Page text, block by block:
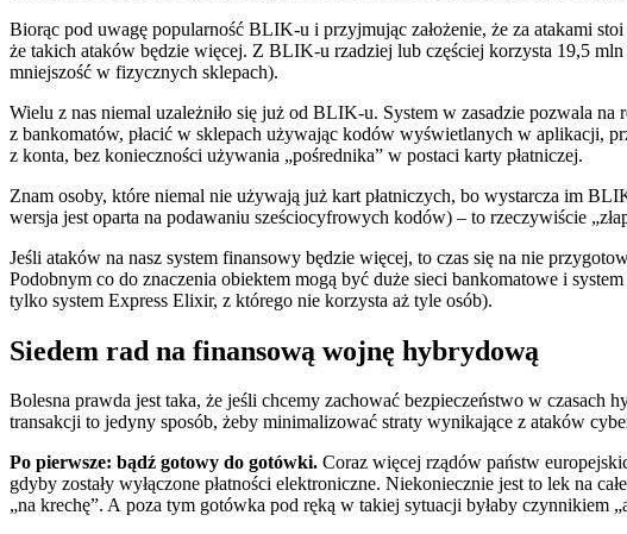
Biorąc pod uwagę popularność BLIK-u i przyjmując założenie, że za atakami
że takich ataków będzie więcej. Z BLIK-u rzadziej lub częściej korzysta 19,5
mniejszość w fizycznych sklepach).
Wielu z nas niemal uzależniło się już od BLIK-u. System w zasadzie pozwala
z bankomatów, płacić w sklepach używając kodów wyświetlanych w aplikacji,
z konta, bez konieczności używania „pośrednika” w postaci karty płatniczej.
Znam osoby, które niemal nie używają już kart płatniczych, bo wystarcza im
wersja jest oparta na podawaniu sześciocyfrowych kodów) – to rzeczywiście
Jeśli ataków na nasz system finansowy będzie więcej, to czas się na nie
Podobnym co do znaczenia obiektem mogą być duże sieci bankomatowe i
tylko system Express Elixir, z którego nie korzysta aż tyle osób).
Siedem rad na finansową wojnę hybrydową
Bolesna prawda jest taka, że jeśli chcemy zachować bezpieczeństwo w
transakcji to jedyny sposób, żeby minimalizować straty wynikające z ataków
Po pierwsze: bądź gotowy do gotówki. Coraz więcej rządów państw
gdyby zostały wyłączone płatności elektroniczne. Niekoniecznie jest to lek na
„na krechę”. A poza tym gotówka pod ręką w takiej sytuacji byłaby czynnikiem